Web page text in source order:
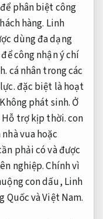
phân biệt công
hàng. Linh
dùng đa dạng
công nhận ý chí
cá nhân trong các
đặc biệt là hoạt
Không phát sinh. Ở
Hỗ trợ kịp thời.con
vua hoặc
phải có và được
nghiệp.Chính vì
con dấu, Linh
Quốc và Việt Nam.